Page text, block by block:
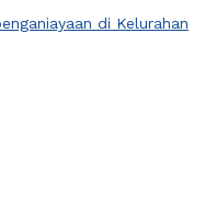
di Kelurahan